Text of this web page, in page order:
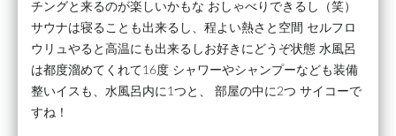
チングと来るのが楽しいかもな おしゃべりできるし（笑）
サウナは寝ることも出来るし、程よい熱さと空間 セルフロ
ウリュやると高温にも出来るしお好きにどうぞ状態 水風呂
は都度溜めてくれて16度 シャワーやシャンプーなども装備
整いイスも、水風呂内に1つと、 部屋の中に2つ サイコーで
すね！